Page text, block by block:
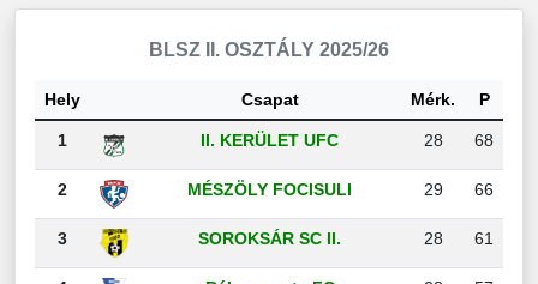
BLSZ II. OSZTÁLY 2025/26
Hely Csapat Mérk. P
1 II. KERÜLET UFC 28 68
2 MÉSZÖLY FOCISULI 29 66
3 SOROKSÁR SC II. 28 61